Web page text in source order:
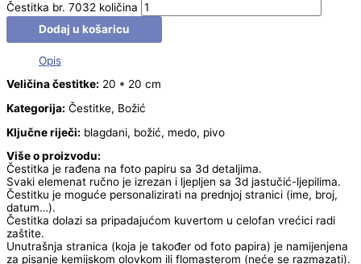
Čestitka br. 7032 količina
Dodaj u košaricu
Opis
Veličina čestitke: 20 * 20 cm
Kategorija: Čestitke, Božić
Ključne riječi: blagdani, božić, medo, pivo
Više o proizvodu:
Čestitka je rađena na foto papiru sa 3d detaljima.
Svaki elemenat ručno je izrezan i ljepljen sa 3d jastučić-ljepilima.
Čestitku je moguće personalizirati na prednjoj stranici (ime, broj,
datum…).
Čestitka dolazi sa pripadajućom kuvertom u celofan vrećici radi
zaštite.
Unutrašnja stranica (koja je također od foto papira) je namijenjena
za pisanje kemijskom olovkom ili flomasterom (neće se razmazati).